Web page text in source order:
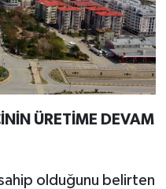
ÜRETİME DEVAM
olduğunu belirten